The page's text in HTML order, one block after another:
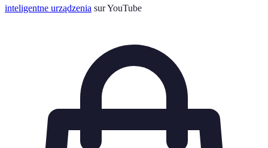
inteligentne urządzenia sur YouTube